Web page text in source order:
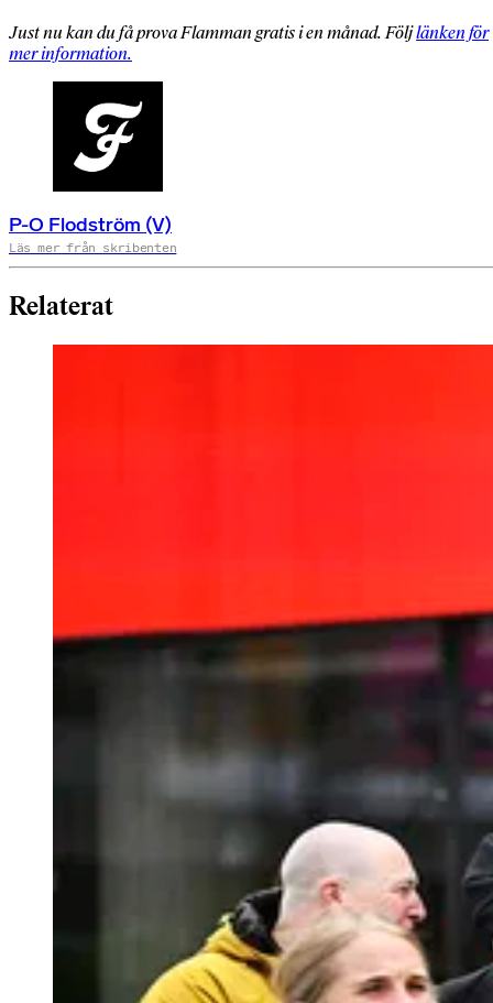
Just nu kan du få prova Flamman gratis i en månad. Följlänken för
mer information.
P-O Flodström (V)
Läs mer från skribenten
Relaterat